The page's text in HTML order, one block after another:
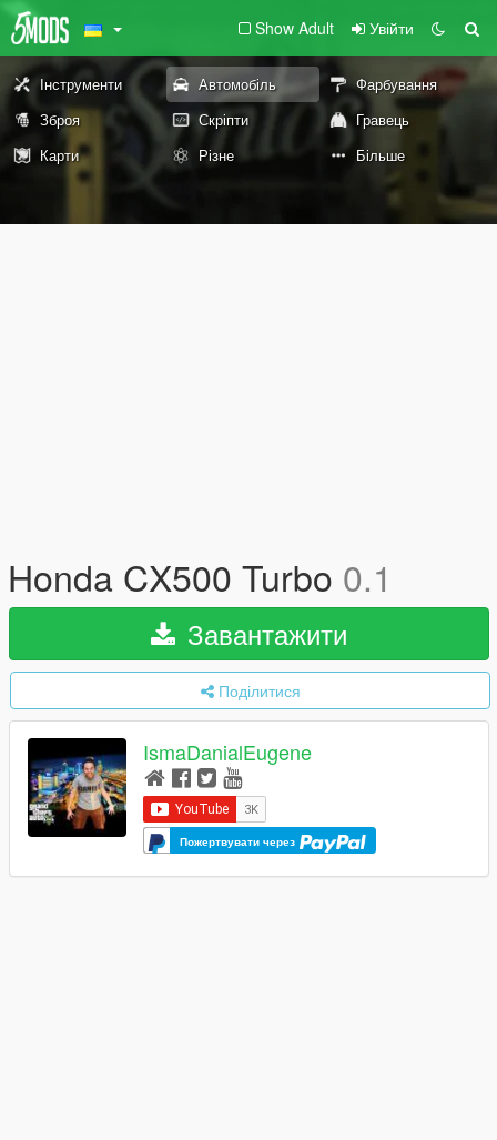
Show Adult Увійти
Інструменти Автомобіль
Фарбування
Зброя
Скріпти
Гравець
Карти
Різне Більше
Honda CX500 Turbo 0.1
Завантажити
Поділитися
IsmaDanialEugene
Пожертвувати через